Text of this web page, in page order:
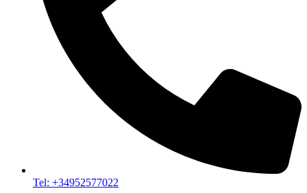
Tel: +34952577022